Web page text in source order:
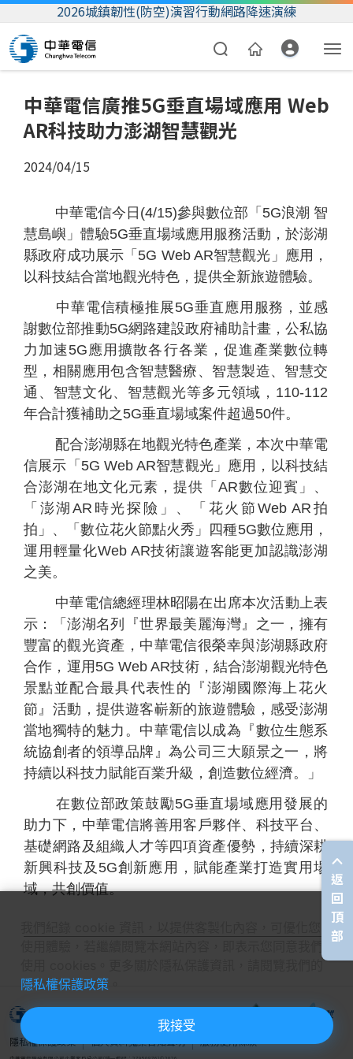
2026城鎮韌性(防空)演習行動網路降速演練
資費合約
帳單繳費
人
家
庭
業
國
際
科
技
研
發
關
於
我
們
產品
關閉選單
中華電信廣推5G垂直場域應用 Web
AR科技助力澎湖智慧觀光
2024/04/15
中華電信今日(4/15)參與數位部「5G浪潮 智
慧島嶼」體驗5G垂直場域應用服務活動，於澎湖
縣政府成功展示「5G Web AR智慧觀光」應用，
以科技結合當地觀光特色，提供全新旅遊體驗。
中華電信積極推展5G垂直應用服務，並感
謝數位部推動5G網路建設政府補助計畫，公私協
力加速5G應用擴散各行各業，促進產業數位轉
型，相關應用包含智慧醫療、智慧製造、智慧交
通、智慧文化、智慧觀光等多元領域，110-112
年合計獲補助之5G垂直場域案件超過50件。
配合澎湖縣在地觀光特色產業，本次中華電
信展示「5G Web AR智慧觀光」應用，以科技結
合澎湖在地文化元素，提供「AR數位迎賓」、
「澎湖AR時光探險」、「花火節Web AR拍
拍」、「數位花火節點火秀」四種5G數位應用，
運用輕量化Web AR技術讓遊客能更加認識澎湖
之美。
中華電信總經理林昭陽在出席本次活動上表
示：「澎湖名列『世界最美麗海灣』之一，擁有
豐富的觀光資產，中華電信很榮幸與澎湖縣政府
合作，運用5G Web AR技術，結合澎湖觀光特色
景點並配合最具代表性的『澎湖國際海上花火
節』活動，提供遊客嶄新的旅遊體驗，感受澎湖
當地獨特的魅力。中華電信以成為『數位生態系
統協創者的領導品牌』為公司三大願景之一，將
持續以科技力賦能百業升級，創造數位經濟。」
在數位部政策鼓勵5G垂直場域應用發展的
助力下，中華電信將善用客戶夥伴、科技平台、
基礎網路及組織人才等四項資產優勢，持續深耕
新興科技及5G創新應用，賦能產業打造實用場
域，共創價值。
隱私權保護政策 個人資料蒐集告知聲明 服務使用條款
返
回
頂
部
我們紀錄 cookie 資訊，以提供客製化內容，可優化您的
隱私權保護政策。
我接受